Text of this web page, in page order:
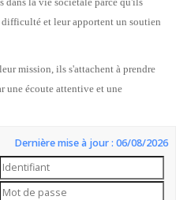
difficulté et leur apportent un soutien
mission, ils s'attachent à prendre
une écoute attentive et une
Dernière mise à jour : 06/08/2026